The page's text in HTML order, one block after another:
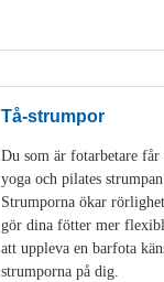
Tå-strumpor
Du som är fotarbetare får
yoga och pilates
Strumporna ökar
gör dina fötter mer
att uppleva en barfota
strumporna på dig.